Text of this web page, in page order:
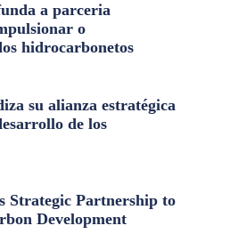
a parceria
o
hidrocarbonetos
su alianza estratégica
de los
Strategic Partnership to
Development